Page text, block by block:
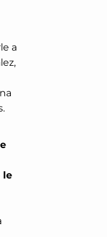
a
le